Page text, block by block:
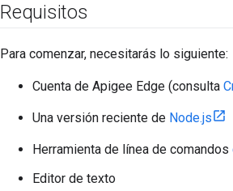
Requisitos
Para comenzar, necesitarás lo siguiente:
Cuenta de Apigee Edge (consulta
Una versión reciente de Node.js
Herramienta de línea de comandos
Editor de texto